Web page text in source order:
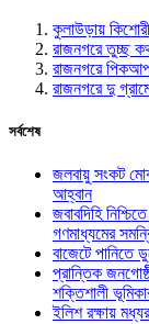
কুলাউড়ায়
রাজনগরে তুচ্ছ
রাজনগরে পিকআপ
রাজনগরে দু
সর্বশেষ
জলবায়ু সংকট
আহ্বান
জবাবদিহি
গণমাধ্যমের
বাজেটে পানিতে
প্রান্তিক
শক্তিশালী
ইলিশ রক্ষায়